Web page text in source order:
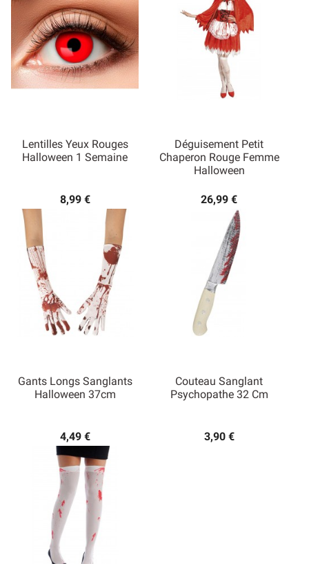
Lentilles Yeux Rouges
Halloween 1 Semaine
8,99 €
Déguisement Petit
Chaperon Rouge Femme
Halloween
26,99 €
Gants Longs Sanglants
Halloween 37cm
4,49 €
Couteau Sanglant
Psychopathe 32 Cm
3,90 €